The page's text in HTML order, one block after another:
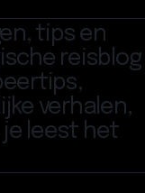
tips en
reisblog
verhalen,
je leest het